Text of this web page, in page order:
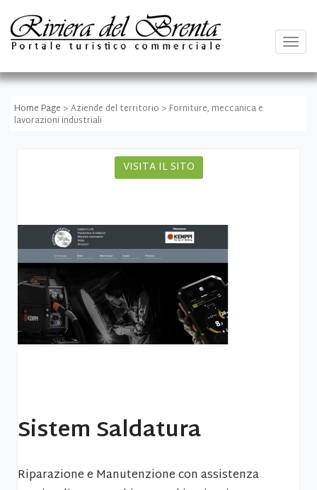
Home Page > Aziende del territorio > Forniture, meccanica e
lavorazioni industriali
VISITA IL SITO
Sistem Saldatura
Riparazione e Manutenzione con assistenza